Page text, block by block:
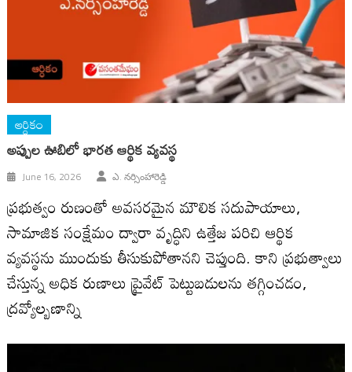
ఆర్ధికం
అప్పుల ఊబిలో భారత ఆర్థిక వ్యవస్థ
June 16, 2026 ఎ. నర్సింహారెడ్డి
ప్రభుత్వం రుణంతో అవసరమైన మౌలిక సదుపాయాలు,
సామాజిక సంక్షేమం ద్వారా వృద్ధిని ఉత్తేజ పరిచి ఆర్థిక
వ్యవస్థను ముందుకు తీసుకుపోతాన‌ని చెప్తుంది. కాని ప్ర‌భుత్వాలు
చేస్తున్న‌ అధిక రుణాలు ప్రైవేట్ పెట్టుబడులను తగ్గించడం,
ద్రవ్యోల్బణాన్ని